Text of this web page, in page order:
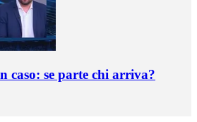
caso: se parte chi arriva?